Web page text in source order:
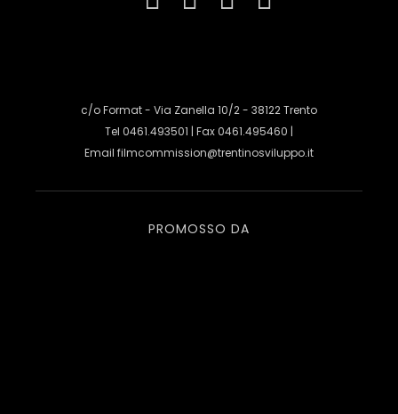
c/o Format - Via Zanella 10/2 - 38122 Trento
Tel 0461.493501 | Fax 0461.495460 |
Email filmcommission@trentinosviluppo.it
PROMOSSO DA